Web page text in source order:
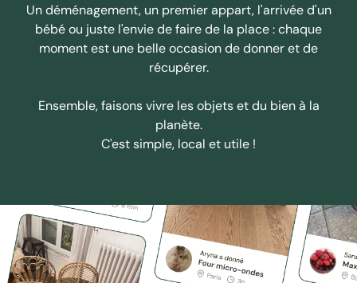
Un déménagement, un premier appart, l'arrivée d'un
bébé ou juste l'envie de faire de la place : chaque
moment est une belle occasion de donner et de
récupérer.
Ensemble, faisons vivre les objets et du bien à la
planète.
C'est simple, local et utile !